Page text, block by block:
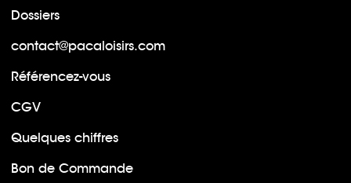
Dossiers
contact@pacaloisirs.com
Référencez-vous
CGV
Quelques chiffres
Bon de Commande